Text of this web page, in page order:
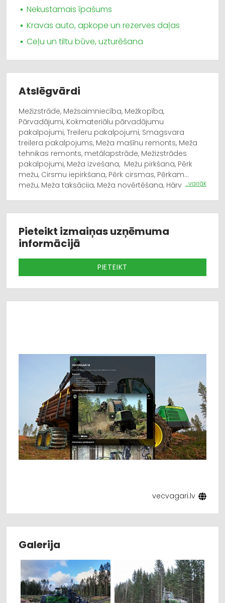
Nekustamais īpašums
Kravas auto, apkope un rezerves daļas
Ceļu un tiltu būve, uzturēšana
Atslēgvārdi
Mežizstrāde, Mežsaimniecība, Mežkopība,
Pārvadājumi, Kokmateriālu pārvadājumu
pakalpojumi, Treileru pakalpojumi, Smagsvara
treilera pakalpojums, Meža mašīnu remonts, Meža
tehnikas remonts, metālapstrāde, Mežizstrādes
pakalpojumi, Meža izvešana, Mežu pirkšana, Pērk
mežu, Cirsmu iepirkšana, Pērk cirsmas, Pērkam
mežu, Meža taksācija, Meža novērtēšana, Hārvestera
Mežizstrādes pakalpojumi Kurzemē, Latvijā, Meži,
Kvalitatīvi mežizstrādes darbi, mežsaimniecības
darbi, kokvedējs.
...vairāk
Pieteikt izmaiņas uzņēmuma
informācijā
PIETEIKT
vecvagari.lv
Galerija